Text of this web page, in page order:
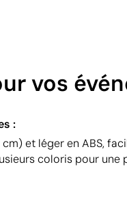
vos
:
et léger en ABS,
coloris pour une